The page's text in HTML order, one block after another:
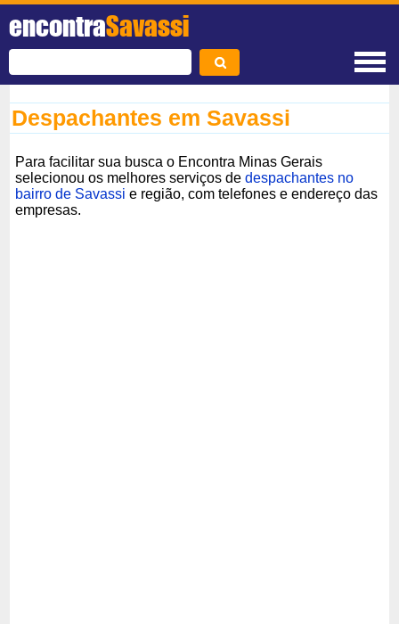
encontraSavassi
Despachantes em Savassi
Para facilitar sua busca o Encontra Minas Gerais
selecionou os melhores serviços dedespachantes no
bairro de Savassi e região, com telefones e endereço das
empresas.